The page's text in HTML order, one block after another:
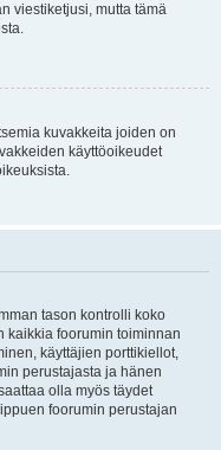
viestiketjusi, mutta tämä
kuvakkeita joiden on
käyttöoikeudet
tason kontrolli koko
kaikkia foorumin toiminnan
käyttäjien porttikiellot,
perustajasta ja hänen
olla myös täydet
foorumin perustajan